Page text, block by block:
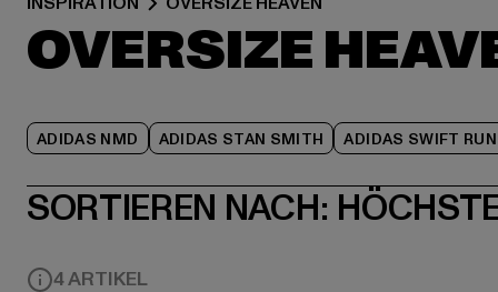
OVERSIZE
ADIDAS NMD ADIDAS STAN SMITH ADIDAS SWIFT RUN
SORTIEREN NACH:
4 ARTIKEL